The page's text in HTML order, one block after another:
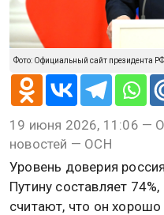
Фото: Официальный сайт президента РФ
19 июня 2026, 11:06 —
новостей — ОСН
Уровень доверия
Путину составляет
считают, что он